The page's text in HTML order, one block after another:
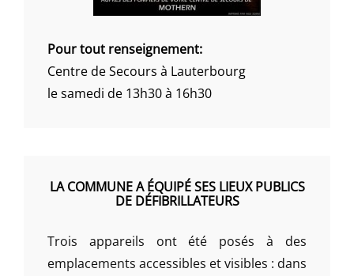
Pour tout renseignement:
Centre de Secours à Lauterbourg
le samedi de 13h30 à 16h30
LA COMMUNE A ÉQUIPÉ SES LIEUX PUBLICS
DE DÉFIBRILLATEURS
Trois appareils ont été posés à des
emplacements accessibles et visibles : dans